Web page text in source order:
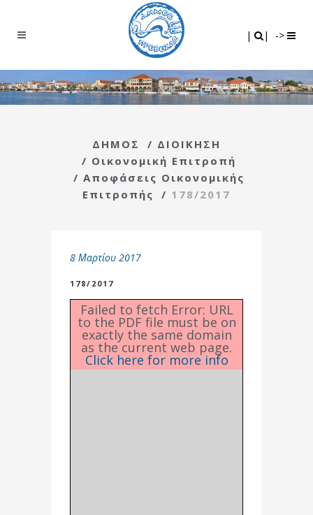
| | ->
ΔΗΜΟΣ / ΔΙΟΙΚΗΣΗ
/ Οικονομική Επιτροπή
/ Αποφάσεις Οικονομικής
Επιτροπής
/ 178/2017
8 Μαρτίου 2017
178/2017
Failed to fetch Error: URL
to the PDF file must be on
exactly the same domain
as the current web page.
Click here for more info